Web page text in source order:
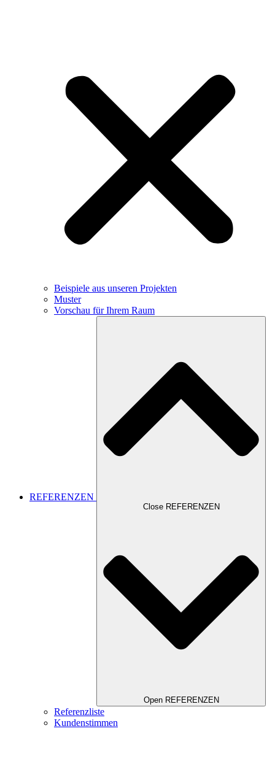
Beispiele aus unseren Projekten
Muster
Vorschau für Ihrem Raum
REFERENZEN
Close REFERENZEN
Open REFERENZEN
Referenzliste
Kundenstimmen